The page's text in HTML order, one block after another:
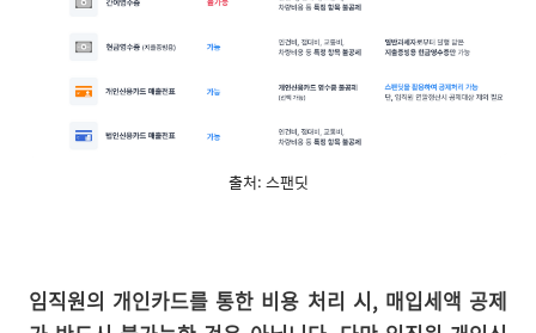
출처: 스팬딧
임직원의 개인카드를 통한 비용 처리 시, 매입세액 공제